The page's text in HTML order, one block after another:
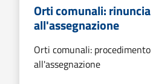
Orti comunali: rinuncia
all'assegnazione
Orti comunali:
all'assegnazione